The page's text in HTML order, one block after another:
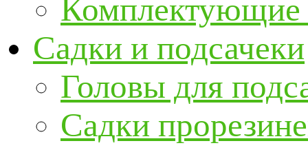
Комплектующие
Садки и подсачеки
Головы для
Садки